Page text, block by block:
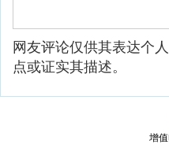
网友评论仅供其表达个
点或证实其描述。